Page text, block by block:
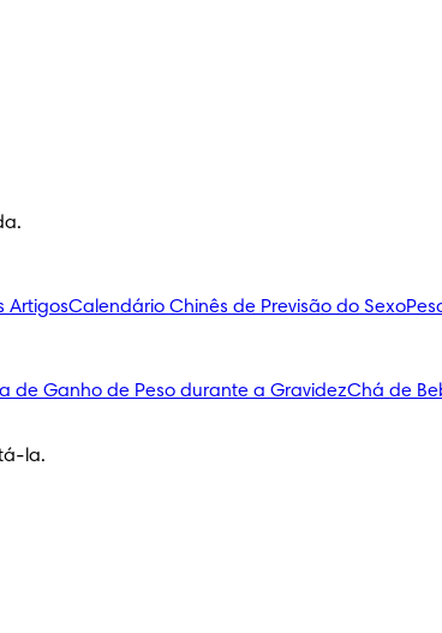
ArtigosCalendário Chinês de Previsão do Sexo
de Ganho de Peso durante a GravidezChá de
la.